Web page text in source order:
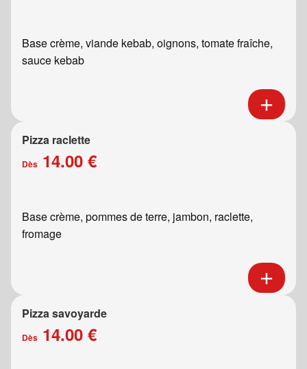
Base crème, viande kebab, oignons, tomate fraîche,
sauce kebab
Pizza raclette
Dès 14.00 €
Base crème, pommes de terre, jambon, raclette,
fromage
Pizza savoyarde
Dès 14.00 €